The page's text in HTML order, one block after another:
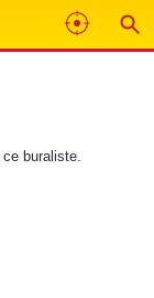
ce buraliste.